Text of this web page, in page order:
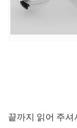
끝까지 읽어 주